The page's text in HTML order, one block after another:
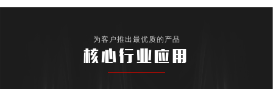
为客户推出最优质的产品
核心行业应用